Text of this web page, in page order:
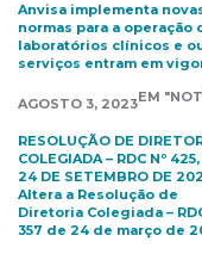
Anvisa implementa
normas para a operação
laboratórios clínicos e
serviços entram em
AGOSTO 3, 2023EM
RESOLUÇÃO DE
COLEGIADA – RDC Nº
24 DE SETEMBRO DE
Altera a Resolução de
Diretoria Colegiada –
357 de 24 de março de